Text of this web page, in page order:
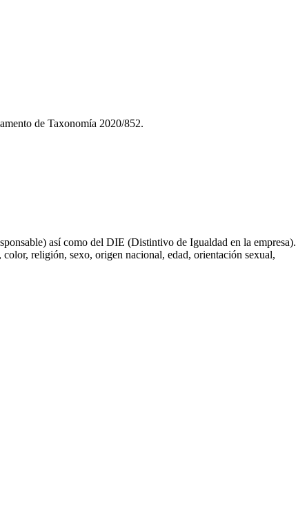
de Taxonomía 2020/852.
así como del DIE (Distintivo de Igualdad en la empresa).
religión, sexo, origen nacional, edad, orientación sexual,